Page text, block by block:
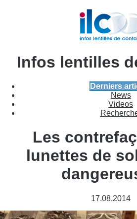
Infos lentilles
Derniers
News
Videos
Les
lunettes de
17.08.2014